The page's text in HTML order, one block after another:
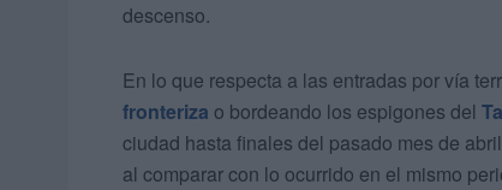
descenso.
En lo que respecta a las entradas por vía
fronteriza o bordeando los espigones del
ciudad hasta finales del pasado mes de
al comparar con lo ocurrido en el mismo